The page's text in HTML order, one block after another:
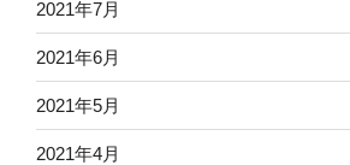
2021年7月
2021年6月
2021年5月
2021年4月